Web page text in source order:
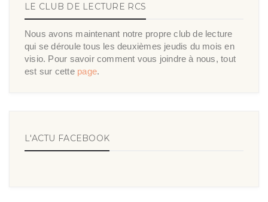
LE CLUB DE LECTURE RCS
Nous avons maintenant notre propre club de lecture
qui se déroule tous les deuxièmes jeudis du mois en
visio. Pour savoir comment vous joindre à nous, tout
est sur cette page.
L'ACTU FACEBOOK